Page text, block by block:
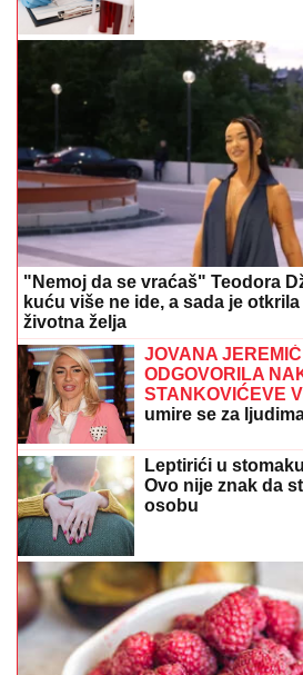
"Nemoj da se vraćaš" Teodora
kuću više ne ide, a sada je
životna želja
JOVANA
ODGOVORILA
STANKOVIĆEVE
umire se za
Leptirići u
Ovo nije znak da
osobu